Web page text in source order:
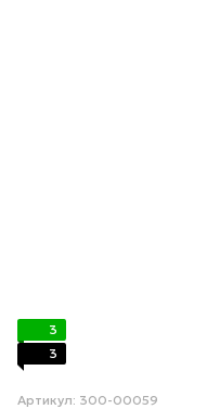
3
3
Артикул: 300-00059